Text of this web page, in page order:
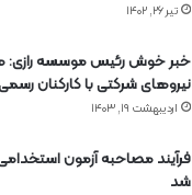
تیر ۲۶, ۱۴۰۲
خبر خوش رئیس موسسه
نیروهای شرکتی با کارکنان
اردیبهشت ۱۹, ۱۴۰۳
فرآیند مصاحبه آزمون
شد